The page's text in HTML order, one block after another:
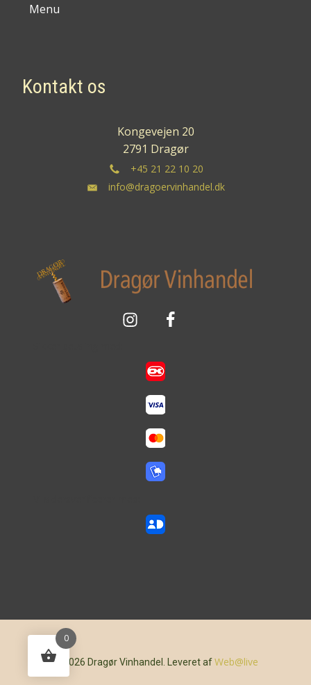
Menu
Kontakt os
Kongevejen 20
2791 Dragør
+45 21 22 10 20
info@dragoervinhandel.dk
© 2026 Dragør Vinhandel. Leveret afWeb@live
0